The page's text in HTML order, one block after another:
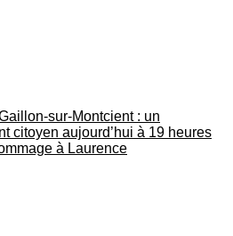
: un
citoyen aujourd’hui à 19 heures
à Laurence